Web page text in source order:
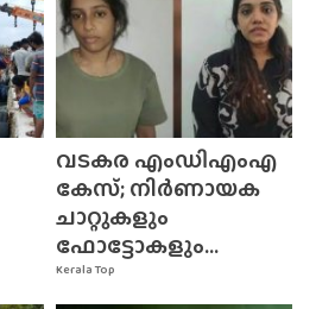
Kerala Top
വടകര എംഡിഎംഎ
കേസ്; നിർണായക
ചാറ്റുകളും
ഫോട്ടോകളും...